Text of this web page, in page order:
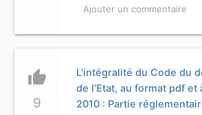
Ajouter un commentaire
thumb_up
9
L'intégralité du Code du
de l'Etat, au format pdf et
2010 : Partie